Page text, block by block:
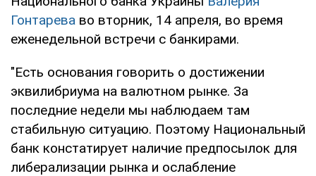
Гонтарева во вторник, 14 апреля, во время
еженедельной встречи с банкирами.
"Есть основания говорить о достижении
эквилибриума на валютном рынке. За
последние недели мы наблюдаем там
стабильную ситуацию. Поэтому Национальный
банк констатирует наличие предпосылок для
либерализации рынка и ослабление